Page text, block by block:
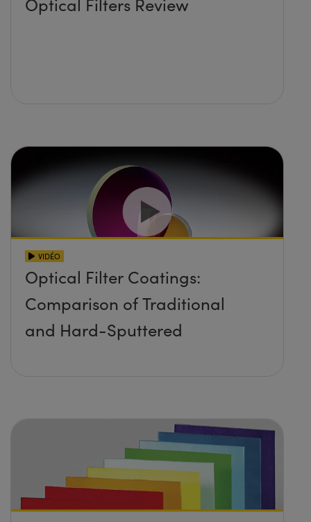
VIDÉO
Optical Filter Coatings:
Comparison of Traditional
and Hard-Sputtered